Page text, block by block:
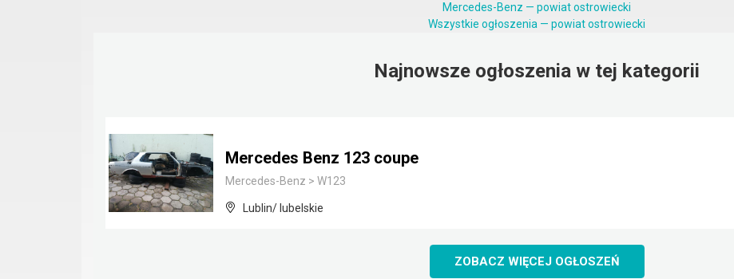
Mercedes-Benz — powiat ostrowiecki
Wszystkie ogłoszenia — powiat ostrowiecki
Najnowsze ogłoszenia w tej kategorii
Mercedes Benz 123 coupe
Mercedes-Benz > W123
Lublin/ lubelskie
ZOBACZ WIĘCEJ OGŁOSZEŃ